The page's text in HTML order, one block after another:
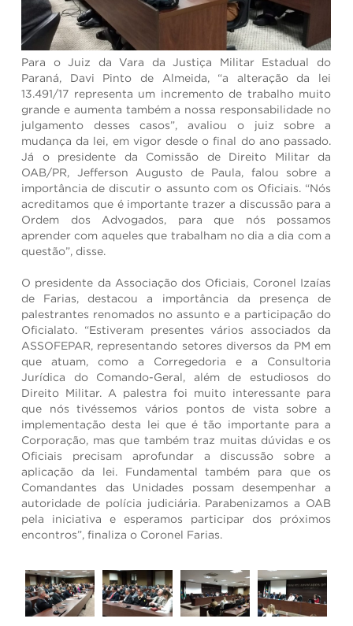
Para o Juiz da Vara da Justiça Militar Estadual do
Paraná, Davi Pinto de Almeida, “a alteração da lei
13.491/17 representa um incremento de trabalho muito
grande e aumenta também a nossa responsabilidade no
julgamento desses casos”, avaliou o juiz sobre a
mudança da lei, em vigor desde o final do ano passado.
Já o presidente da Comissão de Direito Militar da
OAB/PR, Jefferson Augusto de Paula, falou sobre a
importância de discutir o assunto com os Oficiais. “Nós
acreditamos que é importante trazer a discussão para a
Ordem dos Advogados, para que nós possamos
aprender com aqueles que trabalham no dia a dia com a
questão”, disse.
O presidente da Associação dos Oficiais, Coronel Izaías
de Farias, destacou a importância da presença de
palestrantes renomados no assunto e a participação do
Oficialato. “Estiveram presentes vários associados da
ASSOFEPAR, representando setores diversos da PM em
que atuam, como a Corregedoria e a Consultoria
Jurídica do Comando-Geral, além de estudiosos do
Direito Militar. A palestra foi muito interessante para
que nós tivéssemos vários pontos de vista sobre a
implementação desta lei que é tão importante para a
Corporação, mas que também traz muitas dúvidas e os
Oficiais precisam aprofundar a discussão sobre a
aplicação da lei. Fundamental também para que os
Comandantes das Unidades possam desempenhar a
autoridade de polícia judiciária. Parabenizamos a OAB
pela iniciativa e esperamos participar dos próximos
encontros”, finaliza o Coronel Farias.